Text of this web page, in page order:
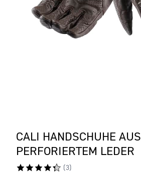
CALI HANDSCHUHE AUS
PERFORIERTEM LEDER
(3)